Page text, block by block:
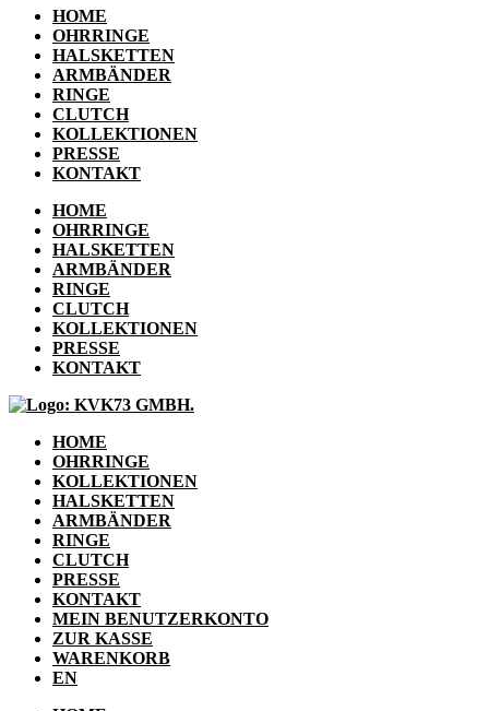
HOME
OHRRINGE
HALSKETTEN
ARMBÄNDER
RINGE
CLUTCH
KOLLEKTIONEN
PRESSE
KONTAKT
HOME
OHRRINGE
HALSKETTEN
ARMBÄNDER
RINGE
CLUTCH
KOLLEKTIONEN
PRESSE
KONTAKT
HOME
OHRRINGE
KOLLEKTIONEN
HALSKETTEN
ARMBÄNDER
RINGE
CLUTCH
PRESSE
KONTAKT
MEIN BENUTZERKONTO
ZUR KASSE
WARENKORB
EN